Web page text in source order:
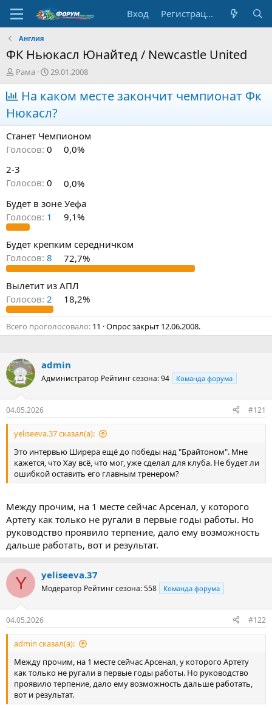
Вход Регистрация
Англия
ФК Ньюкасл Юнайтед / Newcastle United
А
в
т
о
р
т
е
м
Рама
Д
а
т
а
н
а
ч
а
29.01.2008
На каком месте закончит чемпионат Фк
Нюкасл?
Станет Чемпионом
Голосов: 0
0,0%
2-3
Голосов: 0
0,0%
Будет в зоне Уефа
Голосов: 1 9,1%
Будет крепким середничком
Голосов: 8 72,7%
Вылетит из АПЛ
Голосов: 2 18,2%
Всего проголосовало 11 Опрос закрыт 12.06.2008.
admin
Администратор Рейтинг сезона: 94 Команда форума
04.05.2026 #121
yeliseeva.37 сказал(а):
Это интервью Ширера ещё до победы над "Брайтоном". Мне
кажется, что Хау всё, что мог, уже сделал для клуба. Не будет ли
ошибкой оставить его главным тренером?
Между прочим, на 1 месте сейчас Арсенал, у которого
Артету как только не ругали в первые годы работы. Но
руководство проявило терпение, дало ему возможность
дальше работать, вот и результат.
Y yeliseeva.37
Модератор Рейтинг сезона: 558 Команда форума
04.05.2026 #122
admin сказал(а):
Между прочим, на 1 месте сейчас Арсенал, у которого Артету
как только не ругали в первые годы работы. Но руководство
проявило терпение, дало ему возможность дальше работать,
вот и результат.